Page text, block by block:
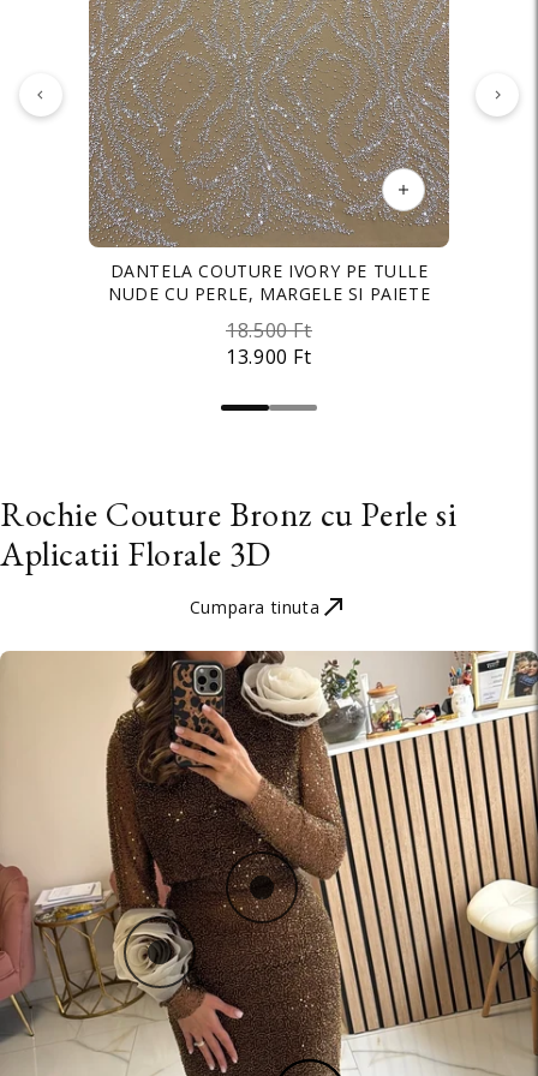
DANTELA COUTURE IVORY PE TULLE
NUDE CU PERLE, MARGELE SI PAIETE
13.900 Ft
18.500 Ft
CREP ELASTIC BRIDAL IVORY
1.800 Ft
2.900 Ft
Rochie Couture Bronz cu Perle si
Aplicatii Florale 3D
Cumpara tinuta